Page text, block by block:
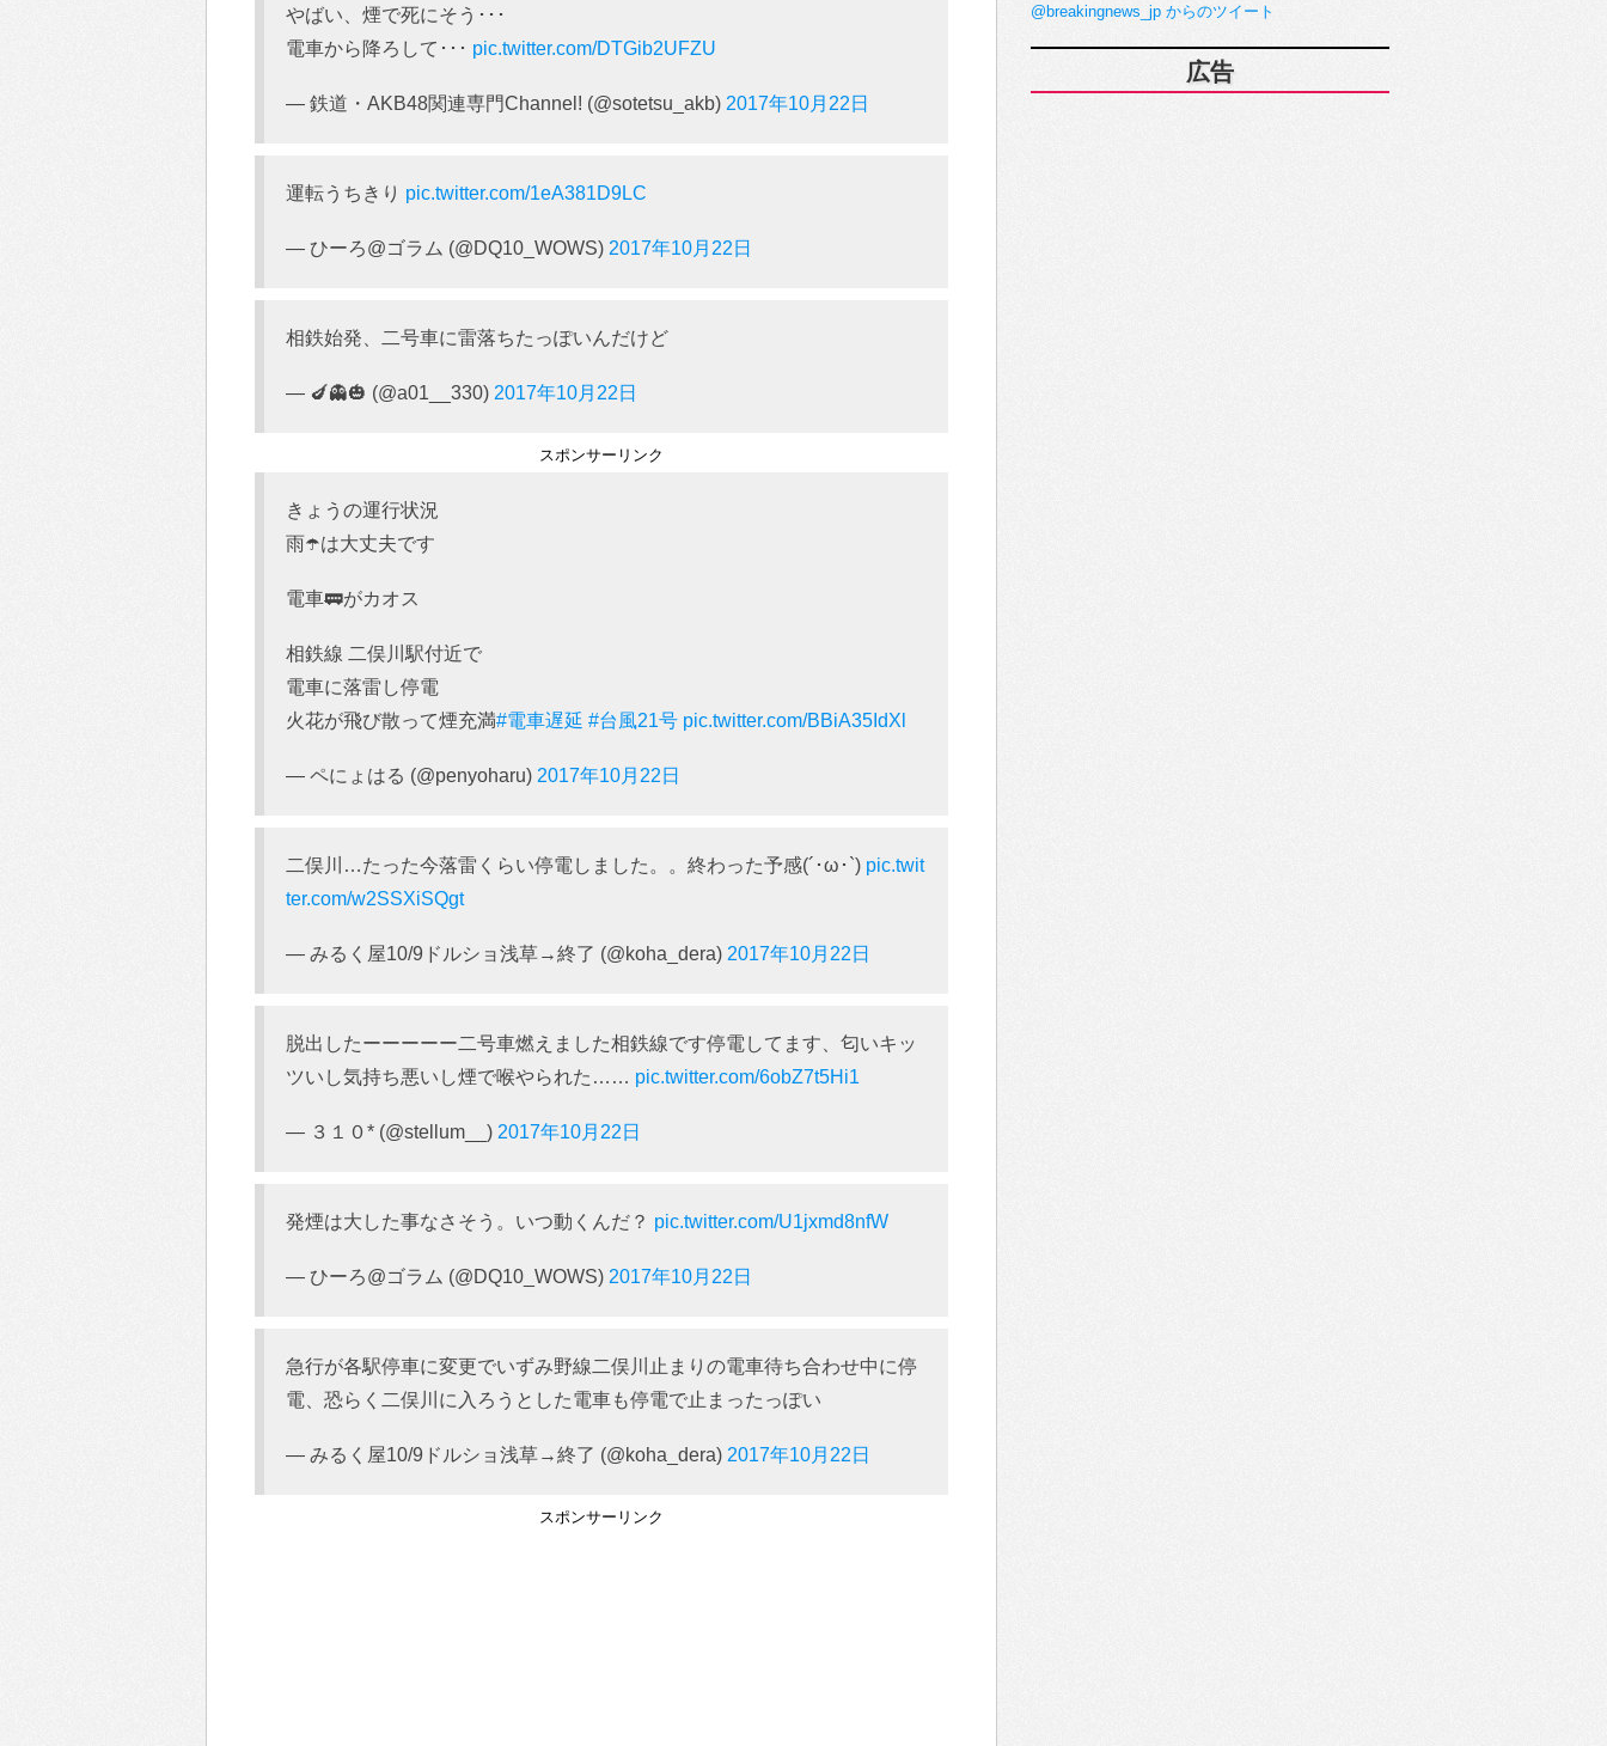
やばい、煙で死にそう･･･
電車から降ろして･･･ pic.twitter.com/DTGib2UFZU
— 鉄道・AKB48関連専門Channel! (@sotetsu_akb) 2017年10月22日
運転うちきり pic.twitter.com/1eA381D9LC
— ひーろ@ゴラム (@DQ10_WOWS) 2017年10月22日
相鉄始発、二号車に雷落ちたっぽいんだけど
— 🍆👻🎃 (@a01__330) 2017年10月22日
スポンサーリンク
きょうの運行状況
雨☂️は大丈夫です
電車🚃がカオス
相鉄線 二俣川駅付近で
電車に落雷し停電
火花が飛び散って煙充満#電車遅延 #台風21号 pic.twitter.com/BBiA35IdXl
— ペにょはる (@penyoharu) 2017年10月22日
二俣川…たった今落雷くらい停電しました。。終わった予感(´･ω･`) pic.twit
ter.com/w2SSXiSQgt
— みるく屋10/9ドルショ浅草→終了 (@koha_dera) 2017年10月22日
脱出したーーーーー二号車燃えました相鉄線です停電してます、匂いキッ
ツいし気持ち悪いし煙で喉やられた…… pic.twitter.com/6obZ7t5Hi1
— ３１０* (@stellum__) 2017年10月22日
発煙は大した事なさそう。いつ動くんだ？ pic.twitter.com/U1jxmd8nfW
— ひーろ@ゴラム (@DQ10_WOWS) 2017年10月22日
急行が各駅停車に変更でいずみ野線二俣川止まりの電車待ち合わせ中に停
電、恐らく二俣川に入ろうとした電車も停電で止まったっぽい
— みるく屋10/9ドルショ浅草→終了 (@koha_dera) 2017年10月22日
スポンサーリンク
@breakingnews_jp からのツイート
広告